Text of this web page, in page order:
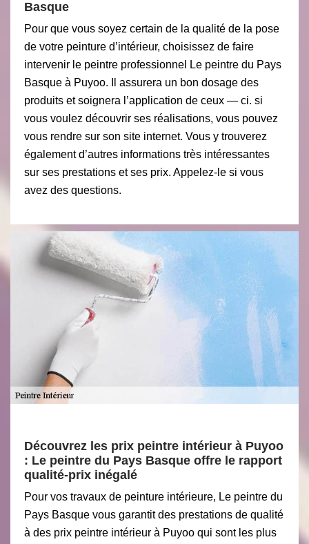
Basque
Pour que vous soyez certain de la qualité de la pose
de votre peinture d’intérieur, choisissez de faire
intervenir le peintre professionnel Le peintre du Pays
Basque à Puyoo. Il assurera un bon dosage des
produits et soignera l’application de ceux — ci. si
vous voulez découvrir ses réalisations, vous pouvez
vous rendre sur son site internet. Vous y trouverez
également d’autres informations très intéressantes
sur ses prestations et ses prix. Appelez-le si vous
avez des questions.
Découvrez les prix peintre intérieur à Puyoo
: Le peintre du Pays Basque offre le rapport
qualité-prix inégalé
Pour vos travaux de peinture intérieure, Le peintre du
Pays Basque vous garantit des prestations de qualité
à des prix peintre intérieur à Puyoo qui sont les plus